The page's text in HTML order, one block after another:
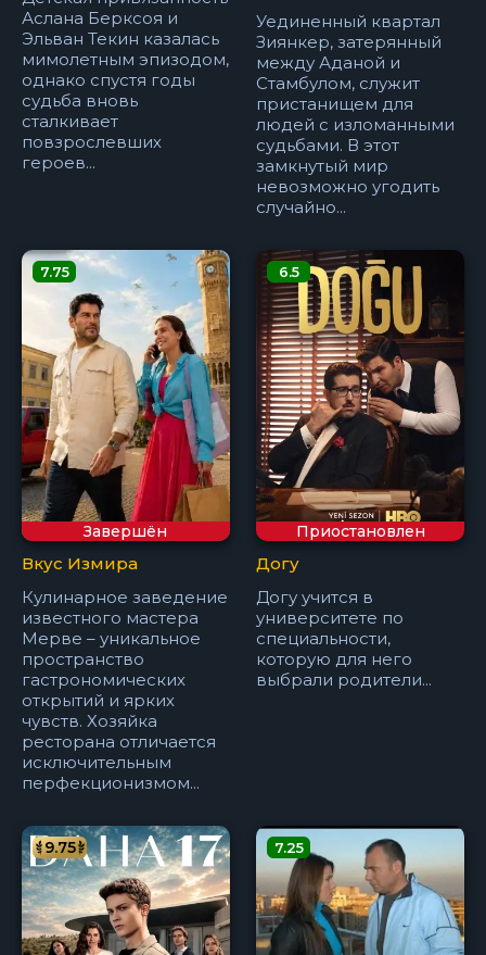
Аслана Берксоя и
Эльван Текин казалась
мимолетным эпизодом,
однако спустя годы
судьба вновь
сталкивает
повзрослевших
героев...
Уединенный квартал
Зиянкер, затерянный
между Аданой и
Стамбулом, служит
пристанищем для
людей с изломанными
судьбами. В этот
замкнутый мир
невозможно угодить
случайно...
Завершён
7.75
Вкус Измира
Кулинарное заведение
известного мастера
Мерве – уникальное
пространство
гастрономических
открытий и ярких
чувств. Хозяйка
ресторана отличается
исключительным
перфекционизмом...
Приостановлен
6.5
Догу
Догу учится в
университете по
специальности,
которую для него
выбрали родители...
9.75 7.25